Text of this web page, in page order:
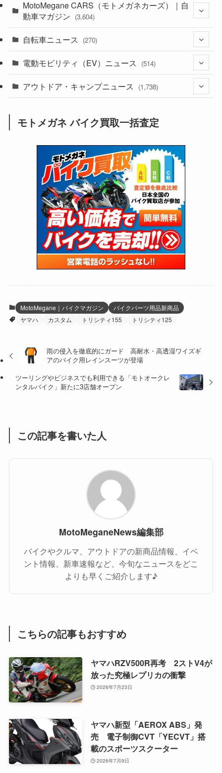
(1,241)
(637)
(118)
(60)
(31)
(51)
(34)
(5)
(12)
(63)
(109)
(252)
(38)
(24)
(16)
(25)
(24)
(47)
(15)
(5)
(249)
(64)
(16)
(62)
(4)
(6)
(17)
(5)
(27)
(306)
(6,955)
(2,473)
(249)
(1,226)
(12)
(131)
(38)
(131)
(167)
(85)
(21)
(61)
(171)
(98)
(13)
(60)
(274)
(171)
(38)
(47)
(59)
(41)
(47)
(1)
(66)
(16)
(141)
(254)
(204)
(1,140)
(166)
(23)
(33)
(34)
(35)
(41)
(415)
(16)
(352)
(1)
MotoMegane CARS（モトメガネカーズ）｜自
動車マガジン (3,604)
(185)
(137)
(73)
(2,743)
(126)
(170)
自転車ニュース (270)
(54)
(211)
電動モビリティ（EV）ニュース (514)
(132)
(171)
(118)
(27)
アウトドア・キャンプニュース (1,738)
(8)
(1,605)
(147)
(13)
(19)
(12)
(16)
(20)
(4)
(16)
(1)
モトメガネ バイク買取一括査定
MotoMegane｜バイクマガジン
バイクパーツ用品新商品
ヤマハ
カスタム トリシティ155 トリシティ125
雨の侵入を徹底的にガード 高耐水・高透湿ワイズギ
アのバイク用レインスーツが登場
ツーリングやビジネスでも利用できる「モトオークレ
ンタルバイク」新たに3店舗オープン
この記事を書いた人
MotoMeganeNews編集部
バイクやクルマ、アウトドアの新商品情報、イベ
ント情報、新車速報など、今旬なニュースをどこ
よりも早くご紹介します♪
こちらの記事もおすすめ
ヤマハRZV500R再考 2ストV4が
放った究極レプリカの衝撃
2026年7月23日
ヤマハ新型「AEROX ABS」発
売 電子制御CVT「YECVT」搭
載のスポーツスクーター
2026年7月9日